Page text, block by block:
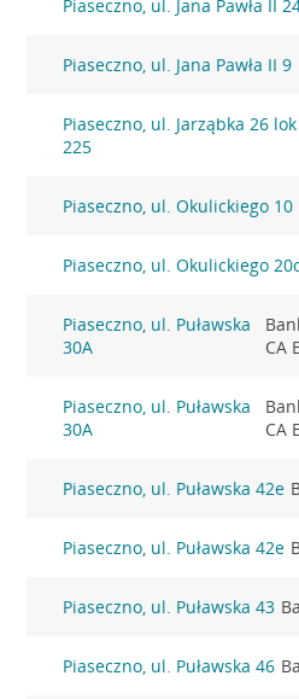
Piaseczno, ul. Jana Pawła II
Piaseczno, ul. Jana Pawła II 9
Piaseczno, ul. Jarząbka 26 lok
225
Piaseczno, ul. Okulickiego 10
Piaseczno, ul. Okulickiego 20c
Piaseczno, ul. Puławska
30A
CA
Piaseczno, ul. Puławska
30A
CA
Piaseczno, ul. Puławska 42e
Piaseczno, ul. Puławska 42e
Piaseczno, ul. Puławska 43
Piaseczno, ul. Puławska 46